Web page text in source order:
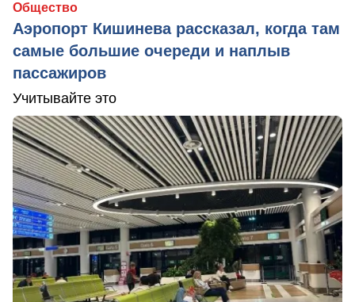
Общество
Аэропорт Кишинева рассказал, когда там
самые большие очереди и наплыв
пассажиров
Учитывайте это